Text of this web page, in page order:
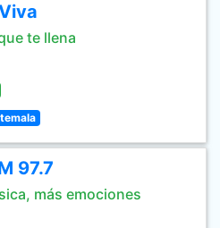
te llena
97.7
más emociones